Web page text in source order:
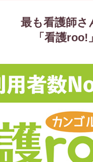
最も看護師さ
「看護roo!